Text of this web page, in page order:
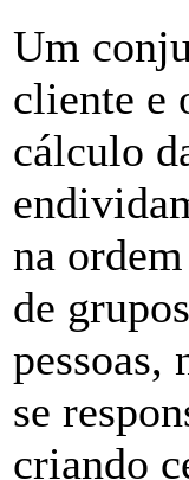
Um
cliente e
cálculo
na
de
pessoas,
se
criando